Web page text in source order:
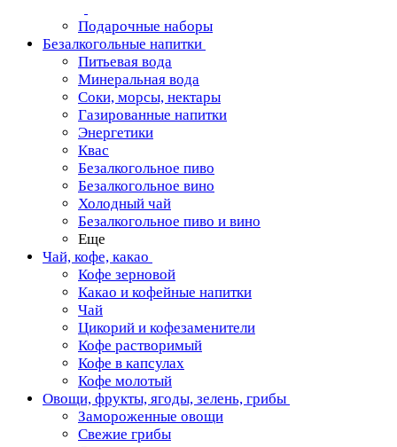
Подарочные наборы
Безалкогольные напитки
Питьевая вода
Минеральная вода
Соки, морсы, нектары
Газированные напитки
Энергетики
Квас
Безалкогольное пиво
Безалкогольное вино
Холодный чай
Безалкогольное пиво и вино
Еще
Чай, кофе, какао
Кофе зерновой
Какао и кофейные напитки
Чай
Цикорий и кофезаменители
Кофе растворимый
Кофе в капсулах
Кофе молотый
Овощи, фрукты, ягоды, зелень, грибы
Замороженные овощи
Свежие грибы